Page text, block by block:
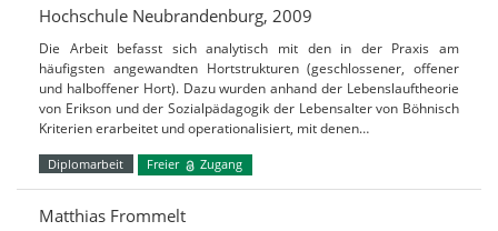
Hochschule Neubrandenburg, 2009
Die Arbeit befasst sich analytisch mit den in der Praxis am
häufigsten angewandten Hortstrukturen (geschlossener, offener
und halboffener Hort). Dazu wurden anhand der Lebenslauftheorie
von Erikson und der Sozialpädagogik der Lebensalter von Böhnisch
Kriterien erarbeitet und operationalisiert, mit denen…
Diplomarbeit Freier Zugang
Matthias Frommelt